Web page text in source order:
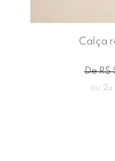
Calça
DeR$
ou 2x